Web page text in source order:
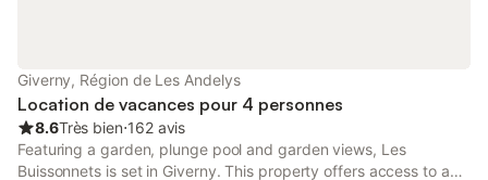
Giverny, Région de Les Andelys
Location de vacances pour 4 personnes
8.6Très bien⋅162 avis
Featuring a garden, plunge pool and garden views, Les
Buissonnets is set in Giverny. This property offers access to a